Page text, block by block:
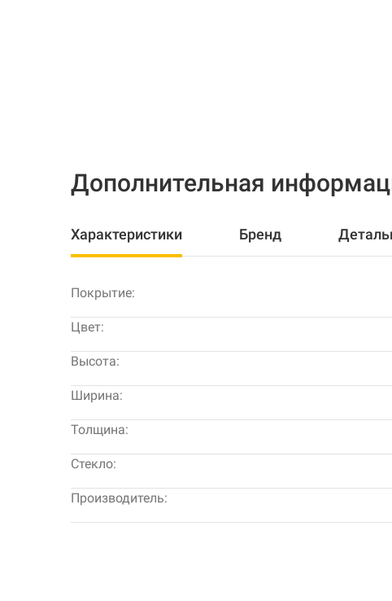
Дополнительная
Характеристики Бренд
Покрытие:
Цвет:
Высота:
Ширина:
Толщина:
Стекло:
Производитель: